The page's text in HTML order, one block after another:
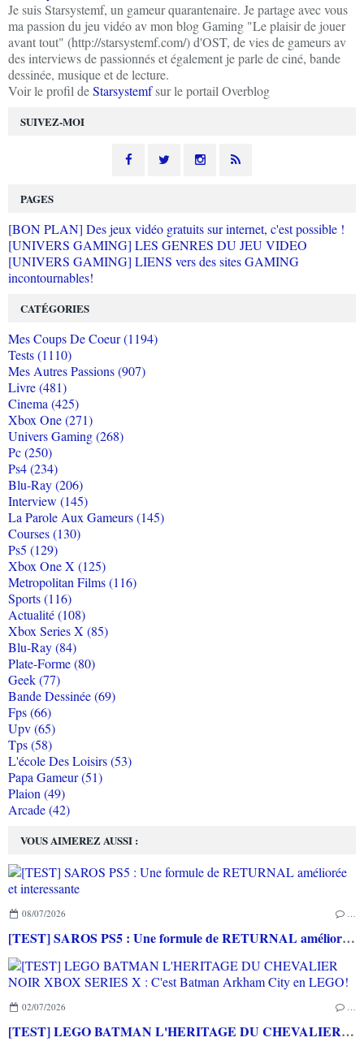
SUIVEZ-MOI
Je suis Starsystemf, un gameur quarantenaire. Je partage avec vous
ma passion du jeu vidéo av mon blog Gaming "Le plaisir de jouer
avant tout" (http://starsystemf.com/) d'OST, de vies de gameurs av
des interviews de passionnés et également je parle de ciné, bande
dessinée, musique et de lecture.
Voir le profil deStarsystemfsur le portail Overblog
VOUS AIMEREZ AUSSI :
08/07/2026 …
[TEST] SAROS PS5 : Une formule de RETURNAL améliorée et interessante
02/07/2026 …
[TEST] LEGO BATMAN L'HERITAGE DU CHEVALIER NOIR XBOX SERIES X : C'est Batman Arkham City en LEGO!
PAGES
[BON PLAN] Des jeux vidéo gratuits sur internet, c'est possible !
[UNIVERS GAMING] LES GENRES DU JEU VIDEO
[UNIVERS GAMING] LIENS vers des sites GAMING
incontournables!
CATÉGORIES
Mes Coups De Coeur (1194)
Tests (1110)
Mes Autres Passions (907)
Livre (481)
Cinema (425)
Xbox One (271)
Univers Gaming (268)
Pc (250)
Ps4 (234)
Blu-Ray (206)
Interview (145)
La Parole Aux Gameurs (145)
Courses (130)
Ps5 (129)
Xbox One X (125)
Metropolitan Films (116)
Sports (116)
Actualité (108)
Xbox Series X (85)
Blu-Ray (84)
Plate-Forme (80)
Geek (77)
Bande Dessinée (69)
Fps (66)
Upv (65)
Tps (58)
L'école Des Loisirs (53)
Papa Gameur (51)
Plaion (49)
Arcade (42)